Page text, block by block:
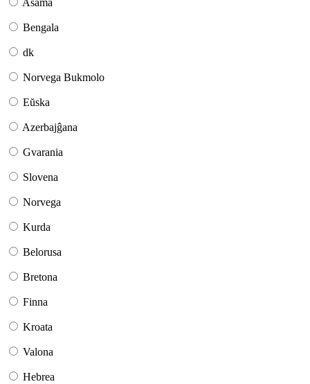
Asama
Bengala
dk
Norvega Bukmolo
Eŭska
Azerbajĝana
Gvarania
Slovena
Norvega
Kurda
Belorusa
Bretona
Finna
Kroata
Valona
Hebrea